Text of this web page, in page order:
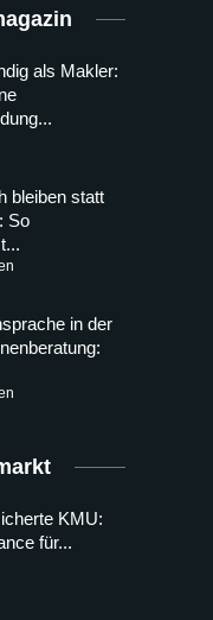
als Makler:
bleiben statt
So
in der
KMU:
für...